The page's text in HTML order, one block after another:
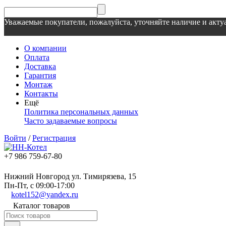
Уважаемые покупатели, пожалуйста, уточняйте наличие и
О компании
Оплата
Доставка
Гарантия
Монтаж
Контакты
Ещё
Политика персональных данных
Часто задаваемые вопросы
Войти /Регистрация
+7 986 759-67-80
Нижний Новгород ул. Тимирязева, 15
Пн-Пт, с 09:00-17:00
kotel152@yandex.ru
Каталог товаров